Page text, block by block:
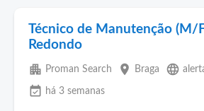
Técnico de Manutenção (M/
Redondo
apartment Proman Search place Braga language
event_available há 3 semanas